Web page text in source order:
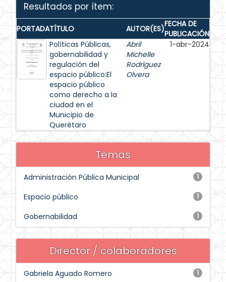
Resultados por ítem:
PORTADATÍTULO AUTOR(ES)FECHA DE
PUBLICACIÓN
Políticas Públicas,
gobernabilidad y
regulación del
espacio público:El
espacio público
como derecho a la
ciudad en el
Municipio de
Querétaro
Abril
Michelle
Rodríguez
Olvera
1-abr-2024
Temas
1
Administración Pública Municipal
1
Espacio público
1
Gobernabilidad
Director / colaboradores
1
Gabriela Aguado Romero